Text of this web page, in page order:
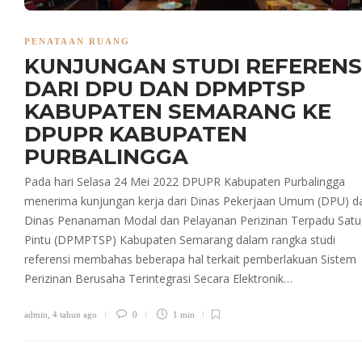
PENATAAN RUANG
KUNJUNGAN STUDI
DARI DPU DAN DPMPTSP
KABUPATEN SEMARANG KE
DPUPR KABUPATEN
PURBALINGGA
Pada hari Selasa 24 Mei 2022 DPUPR Kabupaten Purbalingga
menerima kunjungan kerja dari Dinas Pekerjaan Umum (DPU)
Dinas Penanaman Modal dan Pelayanan Perizinan Terpadu Satu
Pintu (DPMPTSP) Kabupaten Semarang dalam rangka studi
referensi membahas beberapa hal terkait pemberlakuan Sistem
Perizinan Berusaha Terintegrasi Secara Elektronik…
admin 4 tahun ago 0 1 min